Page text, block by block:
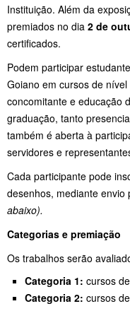
Instituição. Além da
premiados no dia 2 de
certificados.
Podem participar
Goiano em cursos de
concomitante e educação
graduação, tanto
também é aberta à
servidores e
Cada participante pode
desenhos, mediante envio
abaixo).
Categorias e premiação
Os trabalhos serão
Categoria 1: cursos
Categoria 2: cursos